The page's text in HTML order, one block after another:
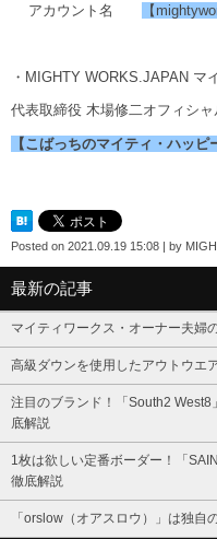
アカウント名 【
・MIGHTY WORKS.JAPAN マ
代表取締役 木場修二オフィシ
【こばっちのマイティ・ハッピ
Posted on 2021.09.19 15:08 | by
最新の記事
マイティワークス・オーナー夫婦
高級ダウンを使用したアウトウエ
注目のブランド！「South2
底解説
1枚は欲しい定番ボーダー！「
徹底解説
「orslow（オアスロウ）」は独自